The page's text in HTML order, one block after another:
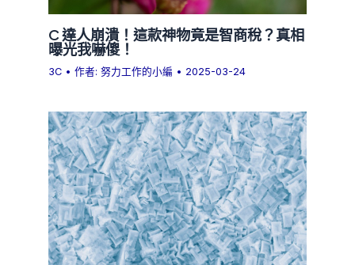
C 達人崩潰！這款神物竟是智商稅？真相
曝光我嚇傻！
3C • 作者:努力工作的小編 • 2025-03-24